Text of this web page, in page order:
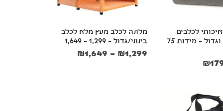
לכלבים
₪
מלונה לכלב מעץ מלא לכלב
בינוני/גדול – 1,299 – 1,649
₪1,299
–
₪1,649